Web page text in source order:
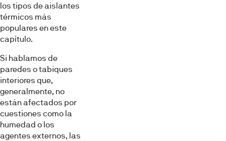
los tipos de aislantes
térmicos más
populares en este
capítulo.
Si hablamos de
paredes o tabiques
interiores que,
generalmente, no
están afectados por
cuestiones como la
humedad o los
agentes externos, las